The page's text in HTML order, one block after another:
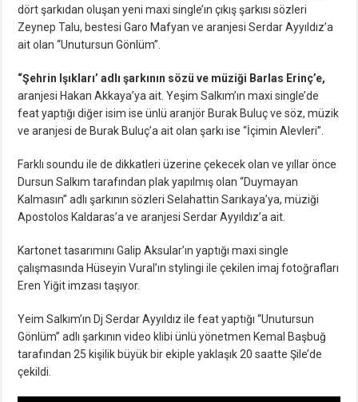
dört şarkıdan oluşan yeni maxi single’ın çıkış şarkısı sözleri
Zeynep Talu, bestesi Garo Mafyan ve aranjesi Serdar Ayyıldız’a
ait olan “Unutursun Gönlüm”.
“Şehrin Işıkları’ adlı şarkının sözü ve müziği Barlas Erinç’e,
aranjesi Hakan Akkaya’ya ait. Yeşim Salkım’ın maxi single’de
feat yaptığı diğer isim ise ünlü aranjör Burak Buluç ve söz, müzik
ve aranjesi de Burak Buluç’a ait olan şarkı ise “İçimin Alevleri”.
Farklı soundu ile de dikkatleri üzerine çekecek olan ve yıllar önce
Dursun Salkım tarafından plak yapılmış olan “Duymayan
Kalmasın” adlı şarkının sözleri Selahattin Sarıkaya’ya, müziği
Apostolos Kaldaras’a ve aranjesi Serdar Ayyıldız’a ait.
Kartonet tasarımını Galip Aksular’ın yaptığı maxi single
çalışmasında Hüseyin Vural’ın stylingi ile çekilen imaj fotoğrafları
Eren Yiğit imzası taşıyor.
Yeim Salkım’ın Dj Serdar Ayyıldız ile feat yaptığı “Unutursun
Gönlüm” adlı şarkının video klibi ünlü yönetmen Kemal Başbuğ
tarafından 25 kişilik büyük bir ekiple yaklaşık 20 saatte Şile’de
çekildi.